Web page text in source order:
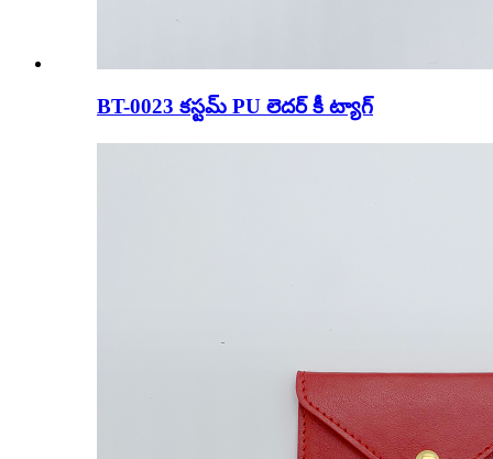
BT-0023 కస్టమ్ PU లెదర్ కీ ట్యాగ్